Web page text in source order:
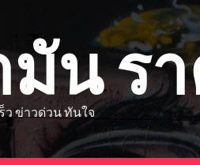
น ร
ว ข่าวด่วน ทันใจ